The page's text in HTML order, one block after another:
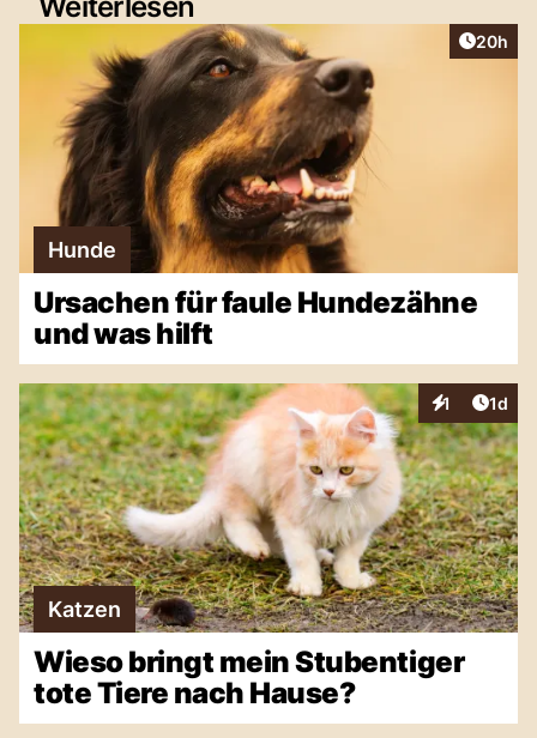
Artikel
20h
Hunde
Ursachen für faule Hundezähne
und was hilft
1
Interaktionen
1d
Katzen
Wieso bringt mein Stubentiger
tote Tiere nach Hause?